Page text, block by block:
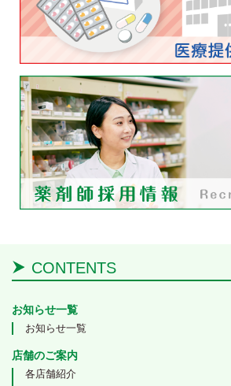
CONTENTS
お知らせ一覧
お知らせ一覧
店舗のご案内
各店舗紹介